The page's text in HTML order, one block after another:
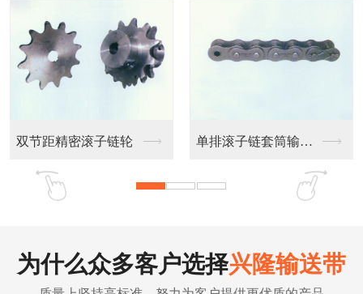
不锈钢链板输送带 扁丝输送网带
为什么众多客户选择兴隆输送带